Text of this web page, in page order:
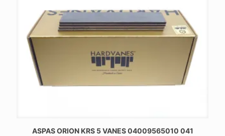
ASPAS ORION KRS 5 VANES 04009565010 041